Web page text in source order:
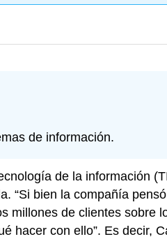
de información.
de la información
“Si bien la compañía
millones de clientes
hacer con ello”. Es decir,